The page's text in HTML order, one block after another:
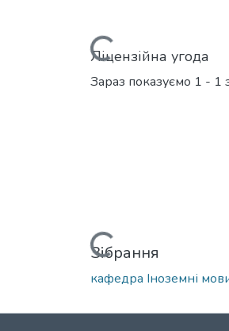
Вантажиться...
Ліцензійна угода
Зараз показуємо 1 - 1
Вантажиться...
Зібрання
кафедра Іноземні